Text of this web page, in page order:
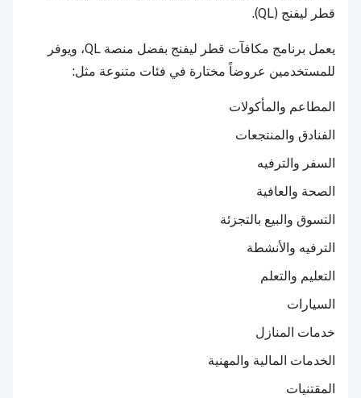
قطر ليفنج (QL).
يعمل برنامج مكافآت قطر ليفنج بفضل منصة QL، ويوفر
للمستخدمين عروضاً مختارة في فئات متنوعة مثل:
المطاعم والمأكولات
الفنادق والمنتجعات
السفر والترفيه
الصحة والعافية
التسوق والبيع بالتجزئة
الترفيه والأنشطة
التعليم والتعلم
السيارات
خدمات المنازل
الخدمات المالية والمهنية
المقتنيات